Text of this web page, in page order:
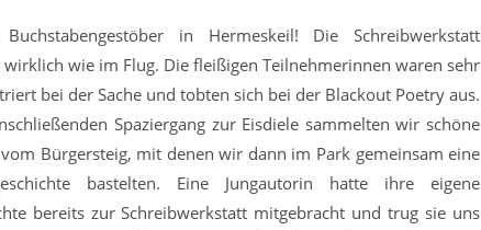
Buchstabengestöber in Hermeskeil! Die Schreibwerkstatt
wirklich wie im Flug. Die fleißigen Teilnehmerinnen waren sehr
bei der Sache und tobten sich bei der Blackout Poetry aus.
Spaziergang zur Eisdiele sammelten wir schöne
Bürgersteig, mit denen wir dann im Park gemeinsam eine
bastelten. Eine Jungautorin hatte ihre eigene
bereits zur Schreibwerkstatt mitgebracht und trug sie uns